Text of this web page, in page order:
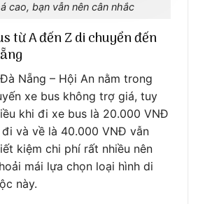
cao, bạn vẫn nên cân nhắc
từ A đến Z di chuyển đến
Nẵng – Hội An nằm trong
xe bus không trợ giá, tuy
khi đi xe bus là 20.000 VNĐ
và về là 40.000 VNĐ vẫn
kiệm chi phí rất nhiều nên
mái lựa chọn loại hình di
này.